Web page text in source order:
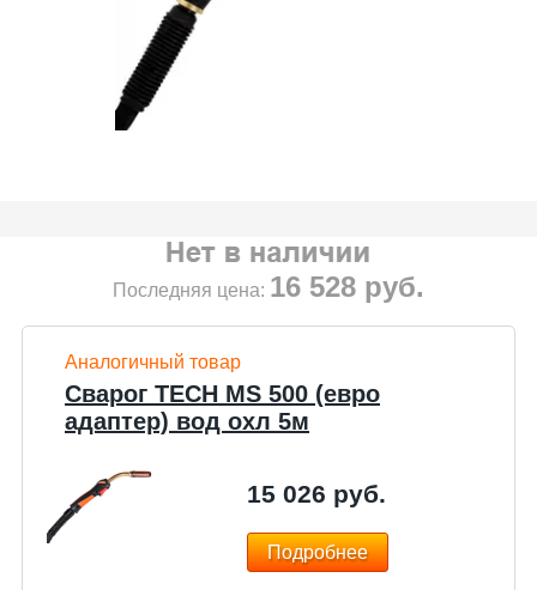
Последняя цена: 16 528 руб.
Аналогичный товар
Сварог TECH MS 500 (евро
адаптер) вод охл 5м
15 026 руб.
Подробнее